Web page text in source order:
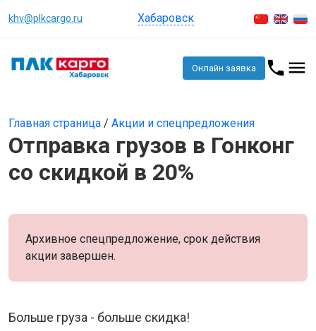
khv@plkcargo.ru Хабаровск
Онлайн заявка
Главная страница / Акции и спецпредложения
Отправка грузов в Гонконг
со скидкой в 20%
Архивное спецпредложение, срок действия
акции завершен.
Больше груза - больше скидка!